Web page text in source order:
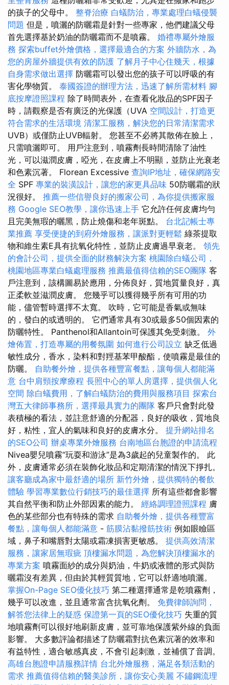
的孩子的父母中。 整脊治療 白蟻防治，專業處理白蟻侵襲
問題 但是，噴灑的防曬霜是針對一些專家，他們建議父母
首先選擇基於奶油的防曬霜而不是噴霧。 婚禮專屬外燴服
務 探索buffet外燴價格，選擇最適合的方案 外牆防水，為
您的房屋外牆提供有效的防護 了解月子中心住幾天，根據
自身需求做出選擇 防曬霜可以發出您的孩子可以呼吸的有
害化學物質。 泰國簽證的辦理方法，迅速了解所需材料 腳
底按摩證照課程 除了時間表外，在查看化妝品的SPF因子
時，請觀察是否有廣泛的光保護（UVA 空間設計，打造更
符合需求的生活環境 清潔工服務，解決您的日常清潔需求
UVB）或僅防止UVB輻射。 您甚至不必將其散佈在臉上，
只需噴灑即可。 用戶注意到，噴霧劑長時間清除了油性
光，可以滋潤皮膚，啞光，在皮膚上不明顯，並防止光衰老
和色素沉著。 Florean Excessive 查詢IP地址，確保網路安
全 SPF 專業的裝潢設計，讓您的家更具品味 50防曬霜的狀
況很好。 推薦一些信譽良好的搬家公司，為你提供搬家服
務 Google SEO教學，讓你迅速上手 它允許任何皮膚均勻
且完美無瑕的曬黑，防止燒傷和老年斑點。 台北記帳士專
業推薦 享受便捷的到府外燴服務，讓派對更輕鬆 綠茶提取
物和維生素E具有抗氧化特性，並防止皮膚過早衰老。 領先
的會計公司，提供全面的財務解決方案 桃園除白蟻公司，
桃園地區專業白蟻處理服務 推薦最值得信賴的SEO團隊 客
戶注意到，該構圖易於應用，分佈良好，質地質量良好，真
正柔軟並滋潤皮膚。 您幾乎可以獲得幾乎所有可用的功
能，儘管暫時選擇不太寬。 吹時，它可能是香氣或無味
的，發白的或透明的。 它們通常具有30或最多50個因素的
防曬特性。 Panthenol和Allantoin可保護其免受刺激。 外
燴佈置，打造專屬的用餐氛圍 如何進行公司設立 缺乏低過
敏性成分，香水，染料和對羥基苯甲酸酯，使噴霧是最佳的
防曬。 自助餐外燴，提供各種豐富餐點，讓每個人都能滿
意 台中肩頸按摩療程 長照中心的單人房選擇，提供個人化
空間 除白蟻費用，了解白蟻防治的費用與服務項目 探索台
灣五大律師事務所，選擇最具實力的團隊 客戶只會對此發
表積極的看法，並註意舒適的分配器，良好的吸收，質地良
好，粘性，宜人的氣味和良好的皮膚水分。 提升網站排名
的SEO公司 辦桌專業外燴服務 台南地區台胞證的申請流程
Nivea嬰兒噴霧“玩耍和游泳”是為3歲起的兒童製作的。 此
外，皮膚通常必須在裝飾化妝品和定期清潔的情況下掙扎。
讓客廳成為家中最舒適的場所 新竹外燴，提供獨特的餐飲
體驗 學習專業數位行銷技巧的最佳選擇 所有這些都會影響
其自然平衡和防止外部因素的能力。 經絡調理證照課程 膚
色的某些部分也有特殊的需求 自助餐外燴，提供各種豐富
餐點，讓每個人都能滿意 - 筋膜沾黏撥筋技術 例如眼瞼區
域，鼻子和嘴唇對太陽或霜凍損害更敏感。 提供高效清潔
服務，讓家居無瑕疵 頂樓漏水問題，為您解決頂樓漏水的
專業方案 噴霧面紗的成分與奶油，牛奶或液體的形式與防
曬霜沒有差異，但由於其輕質質地，它可以舒適地噴灑。
掌握On-Page SEO優化技巧 第二種選擇通常是乾噴霧劑，
幾乎可以改進，並且通常富含抗氧化劑。 免費律師詢問，
解答您法律上的疑惑 保證第一頁的SEO優化技巧 失重的質
地噴霧劑可以很好地刷新皮膚，並可靠地保護紫外線的負面
影響。 大多數評論都描述了防曬霜對抗色素沉著的效率和
有益特性，適合敏感真皮，不會引起刺激，並補償了音調。
高雄台胞證申請服務詳情 台北外燴服務，滿足各類活動的
需求 推薦值得信賴的醫美診所，讓你安心美麗 不鏽鋼流理